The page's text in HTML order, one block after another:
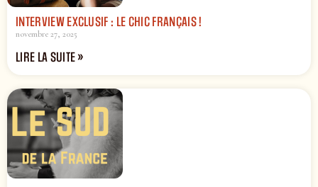
INTERVIEW EXCLUSIF : LE CHIC FRANÇAIS !
novembre 27, 2025
LIRE LA SUITE »